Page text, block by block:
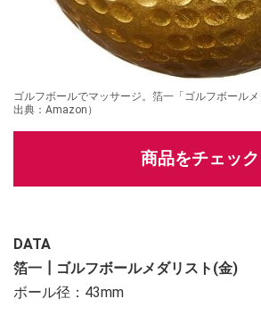
ゴルフボールでマッサージ。箔一「ゴルフボール
出典：Amazon）
商品をチェック
DATA
箔一┃ゴルフボールメダリスト(金)
ボール径：43mm